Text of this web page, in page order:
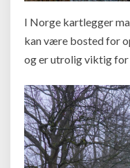
I Norge kartlegger
kan være bosted for
og er utrolig viktig